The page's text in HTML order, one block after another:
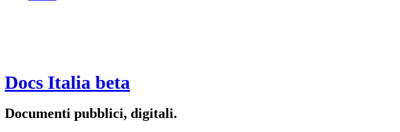
Docs Italia beta
Documenti pubblici, digitali.